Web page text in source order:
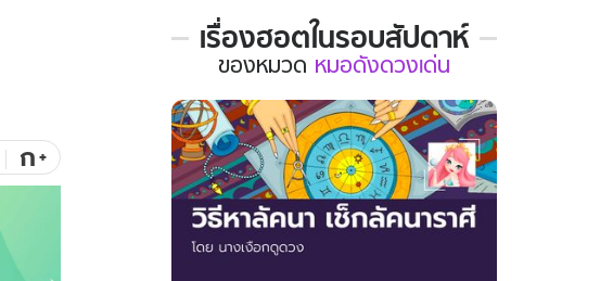
ดูทีวี
WeTV
ก+
เรื่องฮอตในรอบสัปดาห์
เรื่อง
ใน
รอบ
สัปดาห์
ของ
หมวด
หมอ
ดวง
ของหมวด หมอดังดวงเด่น